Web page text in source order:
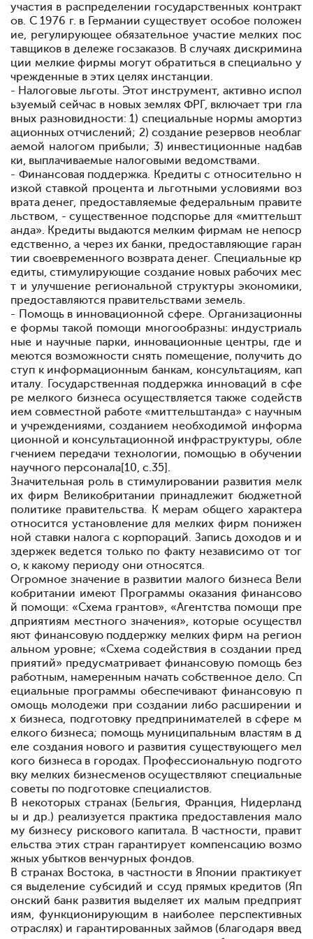
участия в распределении государственных контракт
ов. С 1976 г. в Германии существует особое положен
ие, регулирующее обязательное участие мелких пос
тавщиков в дележе госзаказов. В случаях дискримина
ции мелкие фирмы могут обратиться в специально у
чрежденные в этих целях инстанции.
- Налоговые льготы. Этот инструмент, активно испол
ьзуемый сейчас в новых землях ФРГ, включает три гла
вных разновидности: 1) специальные нормы амортиз
ационных отчислений; 2) создание резервов необлаг
аемой налогом прибыли; 3) инвестиционные надбав
ки, выплачиваемые налоговыми ведомствами.
- Финансовая поддержка. Кредиты с относительно н
изкой ставкой процента и льготными условиями воз
врата денег, предоставляемые федеральным правите
льством, - существенное подспорье для «миттельшт
анда». Кредиты выдаются мелким фирмам не непоср
едственно, а через их банки, предоставляющие гаран
тии своевременного возврата денег. Специальные кр
едиты, стимулирующие создание новых рабочих мес
т и улучшение региональной структуры экономики,
предоставляются правительствами земель.
- Помощь в инновационной сфере. Организационны
е формы такой помощи многообразны: индустриаль
ные и научные парки, инновационные центры, где и
меются возможности снять помещение, получить до
ступ к информационным банкам, консультациям, кап
италу. Государственная поддержка инноваций в сфе
ре мелкого бизнеса осуществляется также содейств
ием совместной работе «миттельштанда» с научным
и учреждениями, созданием необходимой информа
ционной и консультационной инфраструктуры, обле
гчением передачи технологии, помощью в обучении
научного персонала[10, с.35].
Значительная роль в стимулировании развития мелк
их фирм Великобритании принадлежит бюджетной
политике правительства. К мерам общего характера
относится установление для мелких фирм понижен
ной ставки налога с корпораций. Запись доходов и и
здержек ведется только по факту независимо от тог
о, к какому периоду они относятся.
Огромное значение в развитии малого бизнеса Вели
кобритании имеют Программы оказания финансово
й помощи: «Схема грантов», «Агентства помощи пре
дприятиям местного значения», которые осуществл
яют финансовую поддержку мелких фирм на регион
альном уровне; «Схема содействия в создании пред
приятий» предусматривает финансовую помощь без
работным, намеренным начать собственное дело. Сп
ециальные программы обеспечивают финансовую п
омощь молодежи при создании либо расширении и
х бизнеса, подготовку предпринимателей в сфере м
елкого бизнеса; помощь муниципальным властям в д
еле создания нового и развития существующего мел
кого бизнеса в городах. Профессиональную подгото
вку мелких бизнесменов осуществляют специальные
советы по подготовке специалистов.
В некоторых странах (Бельгия, Франция, Нидерланд
ы и др.) реализуется практика предоставления мало
му бизнесу рискового капитала. В частности, правит
ельства этих стран гарантирует компенсацию возмо
жных убытков венчурных фондов.
В странах Востока, в частности в Японии практикует
ся выделение субсидий и ссуд прямых кредитов (Яп
онский банк развития выделяет их малым предприят
иям, функционирующим в наиболее перспективных
отраслях) и гарантированных займов (благодаря введ